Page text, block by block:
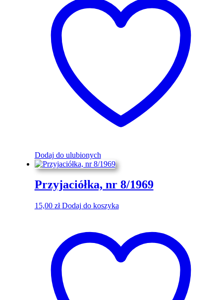
Dodaj do ulubionych
Przyjaciółka, nr 8/1969
15,00 zł Dodaj do koszyka